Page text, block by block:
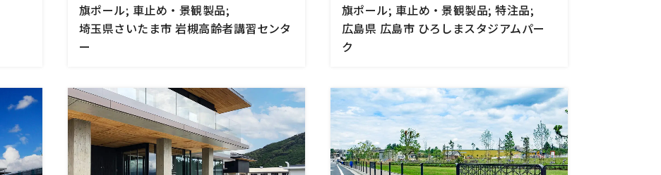
旗ポール; 車止め・景観製品;
埼玉県さいたま市 岩槻高齢者講習センタ
ー
旗ポール; 車止め・景観製品; 特注品;
広島県 広島市 ひろしまスタジアムパー
ク